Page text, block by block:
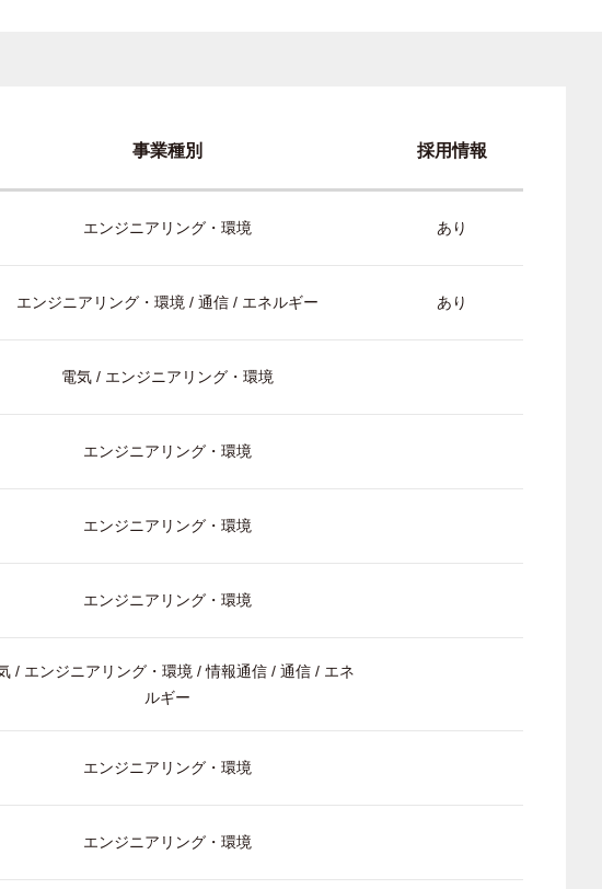
事業種別 採用情報
エンジニアリング・環境 あり
エンジニアリング・環境 / 通信 / エネルギー あり
電気 / エンジニアリング・環境
エンジニアリング・環境
エンジニアリング・環境
エンジニアリング・環境
/ エンジニアリング・環境 / 情報通信 / 通信 / エネ
ルギー
エンジニアリング・環境
エンジニアリング・環境